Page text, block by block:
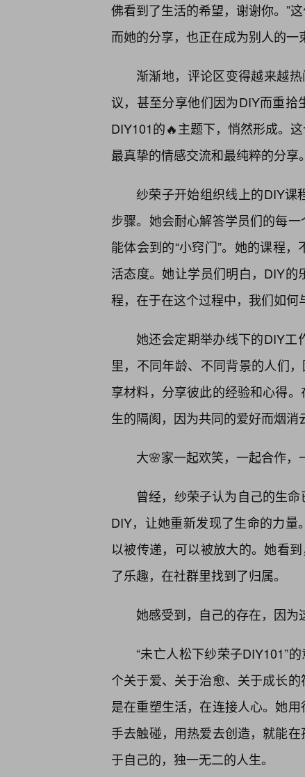
佛看到了生活的希望，谢谢你。”
而她的分享，也正在成为别人的一
渐渐地，评论区变得越来越
议，甚至分享他们因为DIY而重
DIY101的🔥主题下，悄然形成。
最真挚的情感交流和最纯粹的分享。
纱荣子开始组织线上的DIY课
步骤。她会耐心解答学员们的每
能体会到的“小窍门”。她的课程
活态度。她让学员们明白，DIY
程，在于在这个过程中，我们如何
她还会定期举办线下的DIY
里，不同年龄、不同背景的人们
享材料，分享彼此的经验和心得
生的隔阂，因为共同的爱好而烟消
大🌸家一起欢笑，一起合作，
曾经，纱荣子认为自己的生
DIY，让她重新发现了生命的力
以被传递，可以被放大的。她看
了乐趣，在社群里找到了归属。
她感受到，自己的存在，因为
“未亡人松下纱荣子DIY101”
个关于爱、关于治愈、关于成长
是在重塑生活，在连接人心。她
手去触碰，用热爱去创造，就能
于自己的，独一无二的人生。